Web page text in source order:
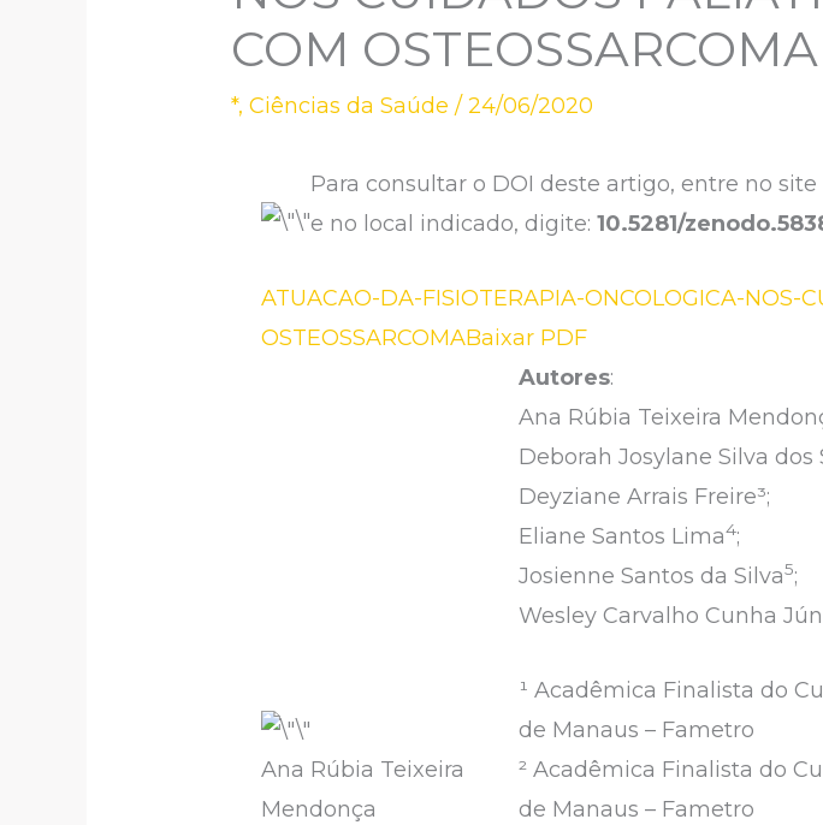
COM OSTEOSSARCOMA
*,Ciências da Saúde /24/06/2020
Para consultar o DOI deste artigo, entre no site
e no local indicado, digite: 10.5281/
ATUACAO-DA-FISIOTERAPIA-ONCOLOGICA-NOS-
OSTEOSSARCOMABaixar PDF
Ana Rúbia Teixeira
Mendonça
Autores:
Ana Rúbia Teixeira
Deborah Josylane Silva dos
Deyziane Arrais Freire³;
Eliane Santos Lima4;
Josienne Santos da Silva5;
Wesley Carvalho Cunha
¹ Acadêmica Finalista do
de Manaus – Fametro
² Acadêmica Finalista do
de Manaus – Fametro